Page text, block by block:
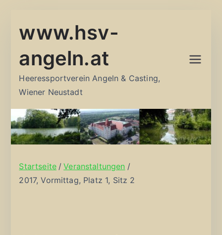
Inhalt
www.hsv-
angeln.at
Heeressportverein Angeln & Casting,
Wiener Neustadt
Startseite
Veranstaltungen
2017, Vormittag, Platz 1, Sitz 2